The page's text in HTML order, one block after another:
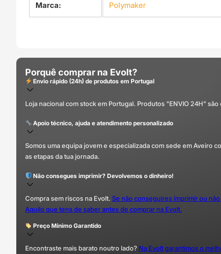
Marca: Polymaker
Porquê comprar na Evolt?
Envio rápido (24h) de produtos em Portugal
Loja nacional com stock em Portugal. Produtos "ENVIO 24H"
Apoio técnico, ajuda e atendimento personalizado
Somos uma equipa jovem e especializada com sede em Aveiro
as etapas da tua jornada.
Não consegues imprimir? Devolvemos o dinheiro!
Compra sem riscos na Evolt. Se não conseguires imprimir ou
Aquilo que tens de saber antes de comprar na Evolt.
Preço Mínimo Garantido
Encontraste mais barato noutro lado? Na Evolt garantimos o